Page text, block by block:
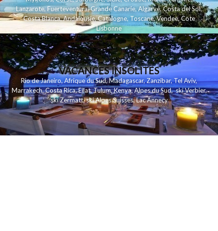
Lanzarote,Fuerteventura,Grande Canarie,Algarve,Costa del Sol,
Costa Blanca,Andalousie,Catalogne,Toscane,Vendee,Cote
Lisbonne
VACANCES INSOLITES
Rio de Janeiro,Afrique du Sud,Madagascar,Zanzibar,Tel Aviv,
Marrakech,Costa Rica,Eilat,Tulum,Kenya,Alpes du Sud,ski Verbier,
ski Zermatt,ski Alpes Suisses,Lac Annecy